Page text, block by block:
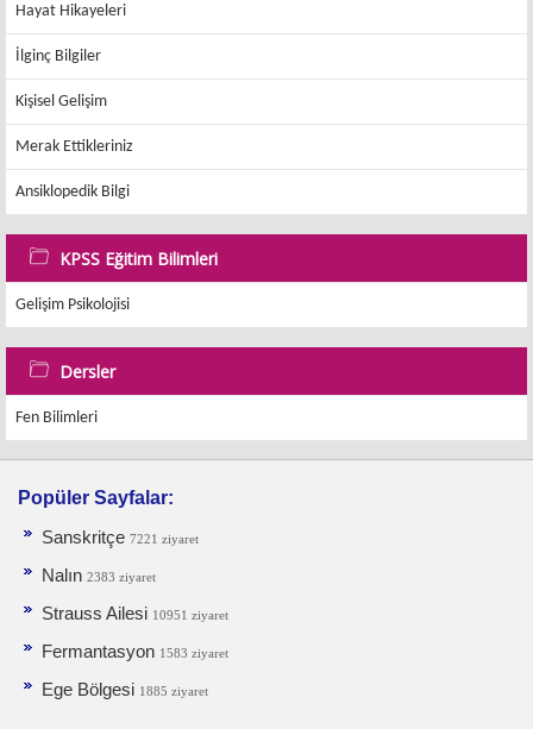
Hayat Hikayeleri
İlginç Bilgiler
Kişisel Gelişim
Merak Ettikleriniz
Ansiklopedik Bilgi
KPSS Eğitim Bilimleri
Gelişim Psikolojisi
Dersler
Fen Bilimleri
Popüler Sayfalar:
Sanskritçe 7221 ziyaret
Nalın 2383 ziyaret
Strauss Ailesi 10951 ziyaret
Fermantasyon 1583 ziyaret
Ege Bölgesi 1885 ziyaret